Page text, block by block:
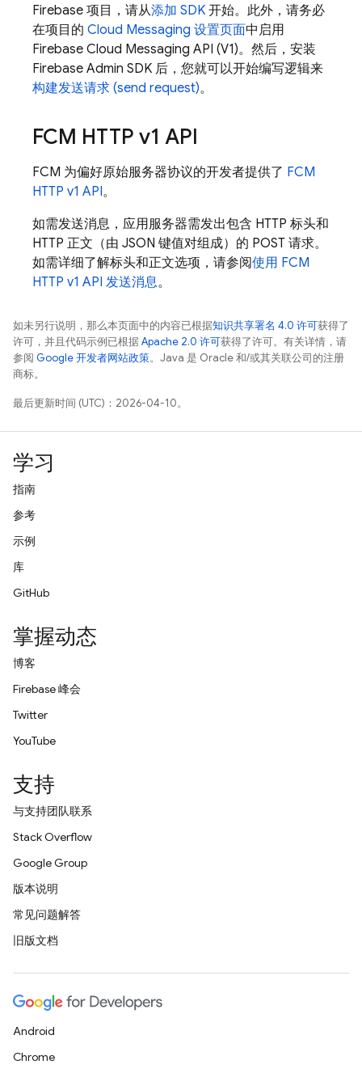
Firebase 项目，请从添加 SDK 开始。此外，请务必
在项目的 Cloud Messaging 设置页面中启用
Firebase Cloud Messaging API (V1)。然后，安装
Firebase Admin SDK 后，您就可以开始编写逻辑来
构建发送请求 (send request)。
FCM HTTP v1 API
FCM 为偏好原始服务器协议的开发者提供了 FCM
HTTP v1 API。
如需发送消息，应用服务器需发出包含 HTTP 标头和
HTTP 正文（由 JSON 键值对组成）的 POST 请求。
如需详细了解标头和正文选项，请参阅使用 FCM
HTTP v1 API 发送消息。
如未另行说明，那么本页面中的内容已根据知识共享署名 4.0 许可获得了
许可，并且代码示例已根据Apache 2.0 许可获得了许可。有关详情，请
参阅 Google 开发者网站政策。Java 是 Oracle 和/或其关联公司的注册
商标。
最后更新时间 (UTC)：2026-04-10。
学习
指南
参考
示例
库
GitHub
掌握动态
博客
Firebase 峰会
Twitter
YouTube
支持
与支持团队联系
Stack Overflow
Google Group
版本说明
常见问题解答
旧版文档
Android
Chrome